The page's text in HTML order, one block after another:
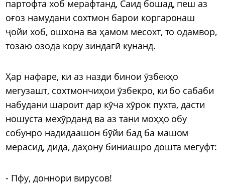
партофта хоб мерафтанд, Саид бошад, пеш аз
оғоз намудани сохтмон барои коргаронаш
ҷойи хоб, ошхона ва ҳамом месохт, то одамвор,
тозаю озода кору зиндагӣ кунанд.
Ҳар нафаре, ки аз назди бинои ӯзбекҳо
мегузашт, сохтмончиҳои ӯзбекро, ки бо сабаби
набудани шароит дар кӯча хӯрок пухта, дасти
ношуста мехӯрданд ва аз тани моҳҳо обу
собунро надидаашон бӯйи бад ба машом
мерасид, дида, даҳону биниашро дошта мегуфт:
- Пфу, доннори вирусов!